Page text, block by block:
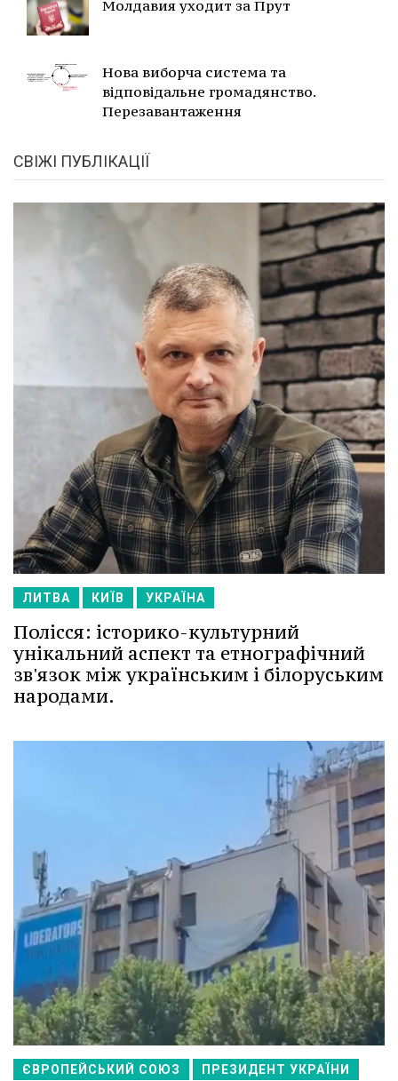
Молдавия уходит за Прут
Нова виборча система та
відповідальне громадянство.
Перезавантаження
СВІЖІ ПУБЛІКАЦІЇ
ЛИТВА КИЇВ УКРАЇНА
Полісся: історико-культурний
унікальний аспект та етнографічний
зв'язок між українським і білоруським
народами.
ЄВРОПЕЙСЬКИЙ СОЮЗ ПРЕЗИДЕНТ УКРАЇНИ